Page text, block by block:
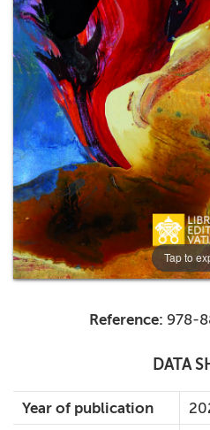
Tap to
Reference: 978-
DATA
Year of publication